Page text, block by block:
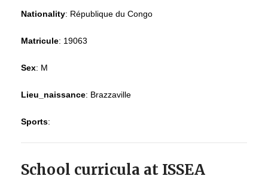
Nationality: République du Congo
Matricule: 19063
Sex: M
Lieu_naissance: Brazzaville
Sports:
School curricula at ISSEA